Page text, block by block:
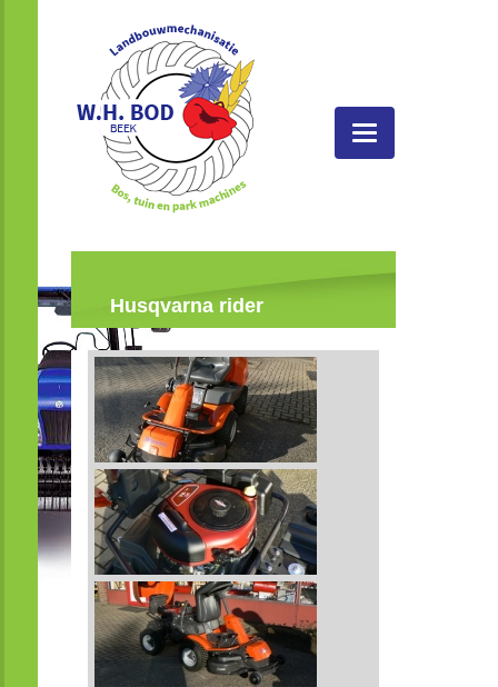
Toggle
navigatie
Husqvarna rider